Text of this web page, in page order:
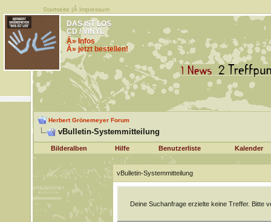
Startseite |Â Impressum
DAS IST LOS
CD / VINYL
Â» Infos
Â» jetzt bestellen!
Herbert Grönemeyer Forum
vBulletin-Systemmitteilung
Bilderalben Hilfe Benutzerliste Kalender
vBulletin-Systemmitteilung
Deine Suchanfrage erzielte keine Treffer. Bitte